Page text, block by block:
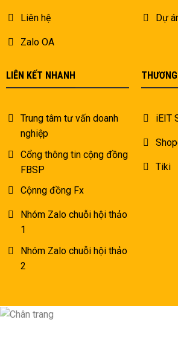
Liên hệ
Zalo OA
Dự
LIÊN KẾT NHANH
Trung tâm tư vấn doanh
nghiệp
Cổng thông tin cộng đồng
FBSP
Cộnng đồng Fx
Nhóm Zalo chuỗi hội thảo
1
Nhóm Zalo chuỗi hội thảo
2
iEIT
Tiki